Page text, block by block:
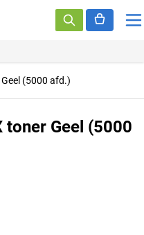
(5000 afd.)
toner Geel (5000